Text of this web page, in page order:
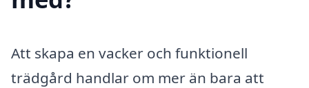
Att skapa en vacker och funktionell
trädgård handlar om mer än bara att